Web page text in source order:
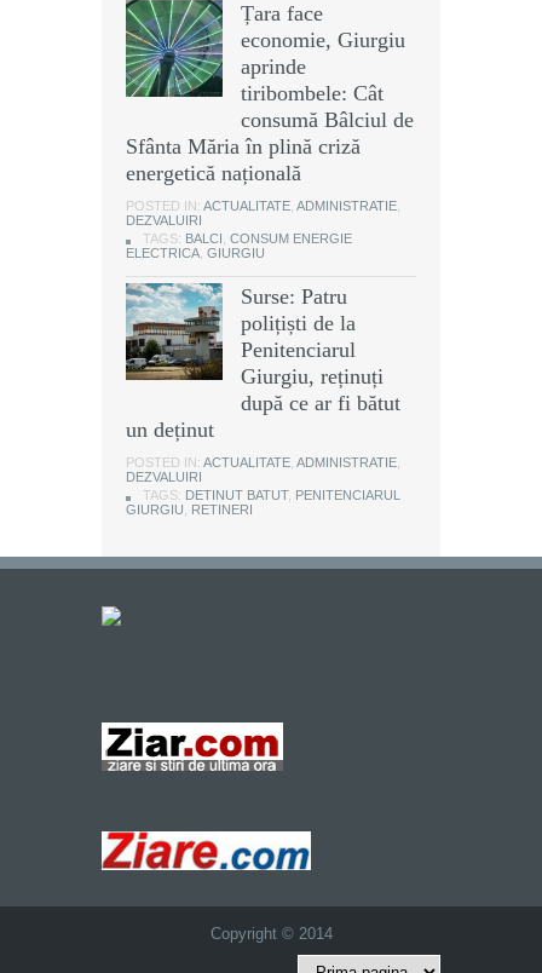
Țara face
economie, Giurgiu
aprinde
tiribombele: Cât
consumă Bâlciul de
Sfânta Măria în plină criză
energetică națională
POSTED IN: ACTUALITATE ADMINISTRATIE
DEZVALUIRI
TAGS: BALCI CONSUM ENERGIE
ELECTRICA GIURGIU
Surse: Patru
polițiști de la
Penitenciarul
Giurgiu, reținuți
după ce ar fi bătut
un deținut
POSTED IN: ACTUALITATE ADMINISTRATIE
DEZVALUIRI
TAGS: DETINUT BATUT, PENITENCIARUL
GIURGIU
RETINERI
Copyright © 2014